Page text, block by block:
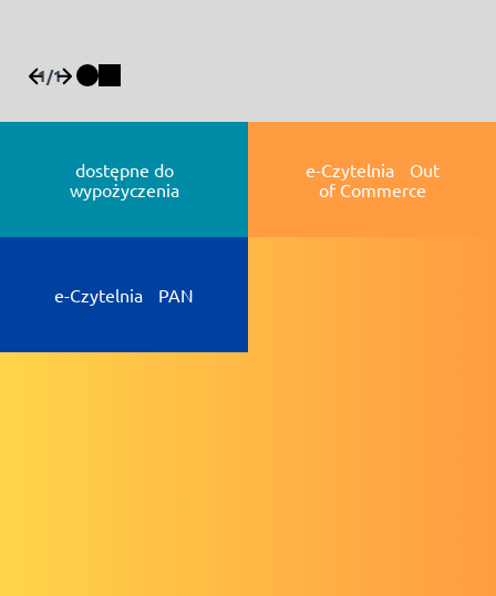
1/1
dostępne do
wypożyczenia
e-Czytelnia Out
of Commerce
e-Czytelnia PAN